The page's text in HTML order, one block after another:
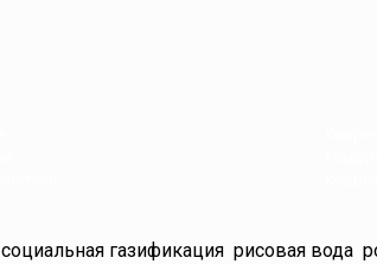
социальная газификация рисовая вода